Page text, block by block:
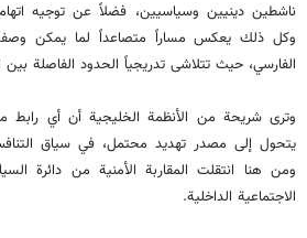
ناشطين دينيين وسياسيين، فضلاً عن توجيه
وكل ذلك يعكس مساراً متصاعداً لما يمكن وصفه
الفارسي، حيث تتلاشى تدريجياً الحدود الفاصلة بين
وترى شريحة من الأنظمة الخليجية أن أي رابط
يتحول إلى مصدر تهديد محتمل، في سياق
ومن هنا انتقلت المقاربة الأمنية من دائرة
الاجتماعية الداخلية.